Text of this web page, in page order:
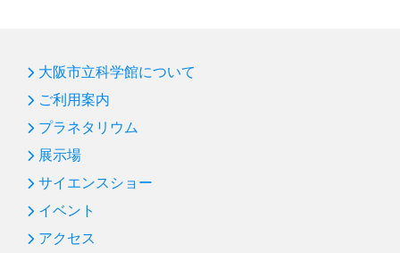
大阪市立科学館について
ご利用案内
プラネタリウム
展示場
サイエンスショー
イベント
アクセス